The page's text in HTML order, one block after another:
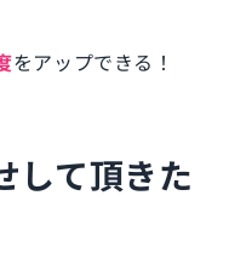
をアップできる！
して頂きた